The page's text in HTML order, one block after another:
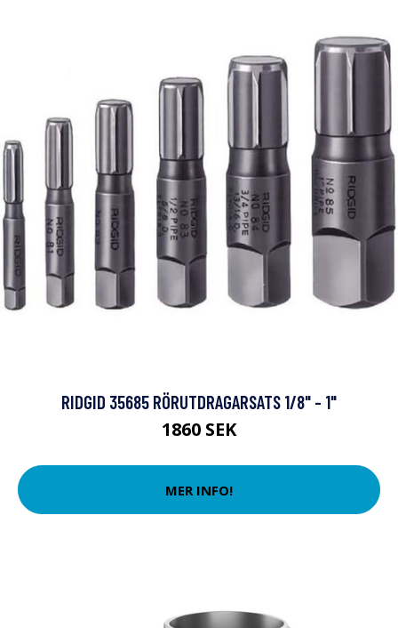
RIDGID 35685 RÖRUTDRAGARSATS 1/8" - 1"
1860 SEK
MER INFO!